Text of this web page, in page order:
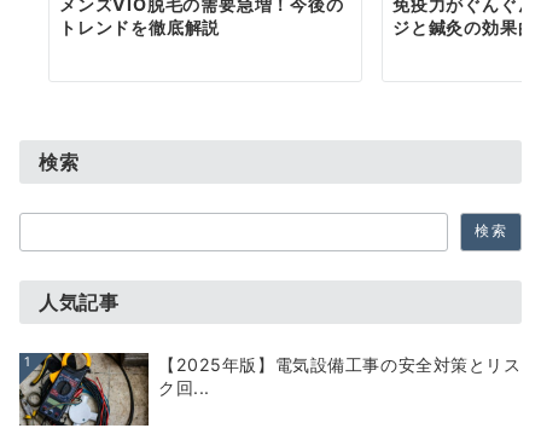
トレンドを徹底解説
ジと鍼灸の効果的
検索
索
検索
人気記事
1
【2025年版】電気設備工事の安全対策とリス
ク回...